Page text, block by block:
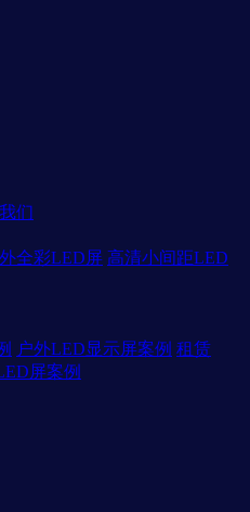
们
全彩LED屏 高清小间距LED
户外LED显示屏案例 租赁
屏案例